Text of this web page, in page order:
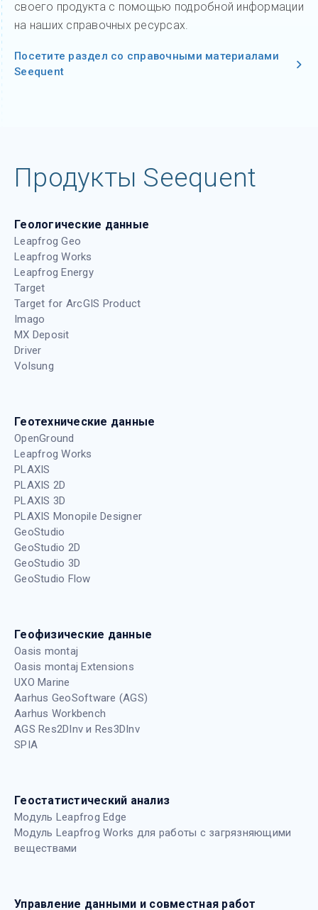
своего продукта с помощью подробной информации
на наших справочных ресурсах.
Посетите раздел со справочными материалами
Seequent
Продукты Seequent
Геологические данные
Leapfrog Geo
Leapfrog Works
Leapfrog Energy
Target
Target for ArcGIS Product
Imago
MX Deposit
Driver
Volsung
Геотехнические данные
OpenGround
Leapfrog Works
PLAXIS
PLAXIS 2D
PLAXIS 3D
PLAXIS Monopile Designer
GeoStudio
GeoStudio 2D
GeoStudio 3D
GeoStudio Flow
Геофизические данные
Oasis montaj
Oasis montaj Extensions
UXO Marine
Aarhus GeoSoftware (AGS)
Aarhus Workbench
AGS Res2DInv и Res3DInv
SPIA
Геостатистический анализ
Модуль Leapfrog Edge
Модуль Leapfrog Works для работы с загрязняющими
веществами
Управление данными и совместная работ